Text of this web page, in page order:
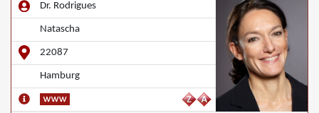
Dr. Rodrigues
Natascha
22087
Hamburg